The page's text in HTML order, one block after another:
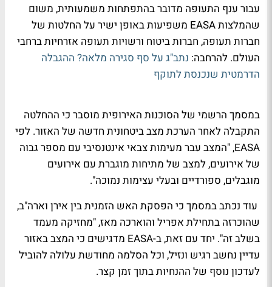
עבור ענף התעופה מדובר בהתפתחות משמעותית, משום
שהמלצות EASA משפיעות באופן ישיר על החלטות של
חברות תעופה, חברות ביטוח ורשויות תעופה אזרחיות ברחבי
העולם. להרחבה: נתב"ג על סף סגירה מלאה? ההגבלה
הדרמטית שנכנסת לתוקף
במסמך הרשמי של הסוכנות האירופית מוסבר כי ההחלטה
התקבלה לאחר הערכת מצב ביטחונית חדשה של האזור. לפי
EASA, "המצב עבר מעימות צבאי אינטנסיבי עם מספר גבוה
של אירועים, למצב של מתיחות מוגברת עם אירועים
מוגבלים, ספורדיים ובעלי עצימות נמוכה".
עוד נכתב במסמך כי הפסקת האש הזמנית בין אירן וארה"ב,
שהוכרזה בתחילת אפריל והוארכה מאז, "מחזיקה מעמד
בשלב זה". יחד עם זאת, ב-EASA מדגישים כי המצב באזור
עדיין נחשב רגיש ונזיל, וכל הסלמה מחודשת עלולה להוביל
לעדכון נוסף של ההנחיות בתוך זמן קצר.